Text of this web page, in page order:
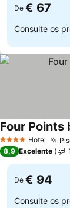
De € 67
Consulte os
4 EstrelasHotel
Four Points
8,9 Excelente
De € 94
Consulte os